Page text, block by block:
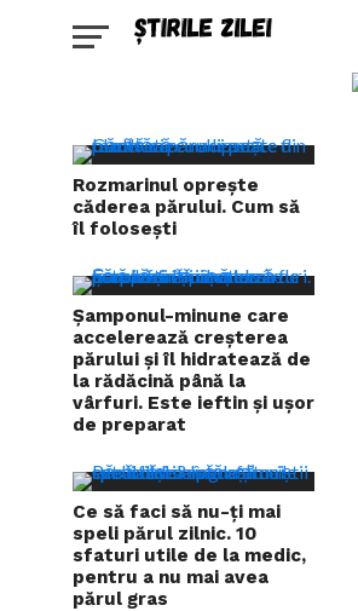
Rozmarinul oprește
căderea părului. Cum să
îl folosești
Șamponul-minune care
accelerează creșterea
părului și îl hidratează de
la rădăcină până la
vârfuri. Este ieftin și ușor
de preparat
Ce să faci să nu-ți mai
speli părul zilnic. 10
sfaturi utile de la medic,
pentru a nu mai avea
părul gras